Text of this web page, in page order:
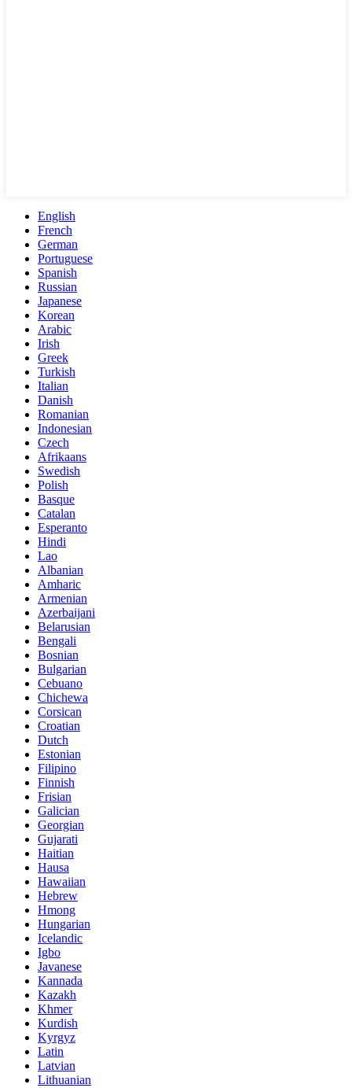
English
French
German
Portuguese
Spanish
Russian
Japanese
Korean
Arabic
Irish
Greek
Turkish
Italian
Danish
Romanian
Indonesian
Czech
Afrikaans
Swedish
Polish
Basque
Catalan
Esperanto
Hindi
Lao
Albanian
Amharic
Armenian
Azerbaijani
Belarusian
Bengali
Bosnian
Bulgarian
Cebuano
Chichewa
Corsican
Croatian
Dutch
Estonian
Filipino
Finnish
Frisian
Galician
Georgian
Gujarati
Haitian
Hausa
Hawaiian
Hebrew
Hmong
Hungarian
Icelandic
Igbo
Javanese
Kannada
Kazakh
Khmer
Kurdish
Kyrgyz
Latin
Latvian
Lithuanian